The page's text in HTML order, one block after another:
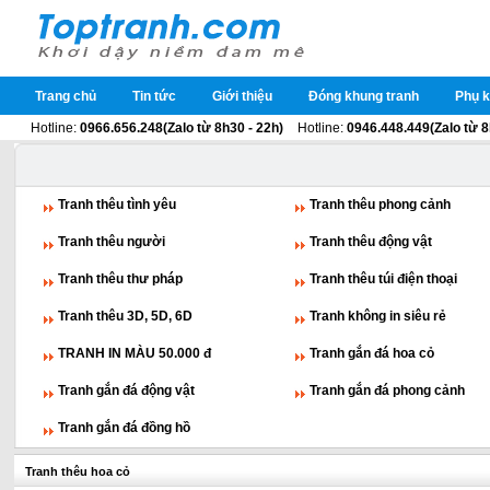
Trang chủ Tin tức Giới thiệu Đóng khung tranh Phụ
Hotline:0966.656.248(Zalo từ 8h30 - 22h) Hotline:0946.448.449(Zalo từ
Tranh thêu tình yêu Tranh thêu phong cảnh
Tranh thêu người Tranh thêu động vật
Tranh thêu thư pháp Tranh thêu túi điện thoại
Tranh thêu 3D, 5D, 6D Tranh không in siêu rẻ
TRANH IN MÀU 50.000 đ Tranh gắn đá hoa cỏ
Tranh gắn đá động vật Tranh gắn đá phong cảnh
Tranh gắn đá đồng hồ
Tranh thêu hoa cỏ